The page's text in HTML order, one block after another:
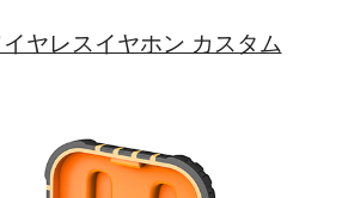
ヤレスイヤホン カスタム